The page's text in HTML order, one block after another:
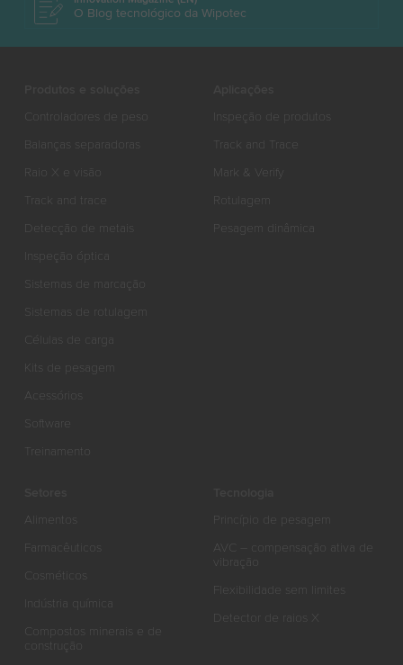
O Blog tecnológico da Wipotec
Controladores de peso
Balanças separadoras
Raio X e visão
Track and trace
Detecção de metais
Inspeção óptica
Sistemas de marcação
Sistemas de rotulagem
Células de carga
Kits de pesagem
Acessórios
Software
Treinamento
Inspeção de produtos
Track and Trace
Mark & Verify
Rotulagem
Pesagem dinâmica
Alimentos
Farmacêuticos
Cosméticos
Indústria química
Compostos minerais e de
construção
Princípio de pesagem
AVC – compensação ativa de
vibração
Flexibilidade sem limites
Detector de raios X